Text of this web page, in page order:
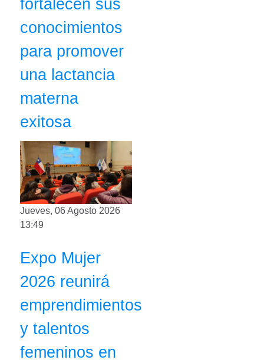
fortalecen sus
conocimientos
para promover
una lactancia
materna
exitosa
Jueves, 06 Agosto 2026
13:49
Expo Mujer
2026 reunirá
emprendimientos
y talentos
femeninos en